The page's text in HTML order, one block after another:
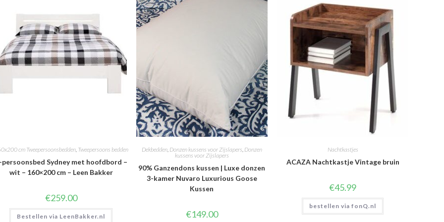
cm Tweepersoonsbedden, Tweepersoons bedden
persoonsbed Sydney met hoofdbord –
wit – 160×200 cm – Leen Bakker
€259.00
Bestellen via LeenBakker.nl
Dekbedden, Donzen kussens voor Zijslapers Donzen
kussens voor Zijslapers
90% Ganzendons kussen | Luxe donzen
3-kamer Nuvaro Luxurious Goose
Kussen
€149.00
Nachtkastjes
ACAZA Nachtkastje Vintage bruin
€45.99
bestellen via fonQ.nl